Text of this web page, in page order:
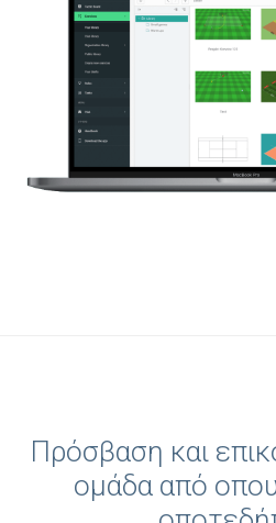
Πρόσβαση και
ομάδα από